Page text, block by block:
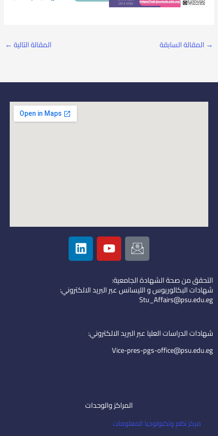
→ المقالة السابقة المقالة التالية ←
I
c
o
n
-
e
i
l
Y
o
u
u
b
L
i
n
e
d
التحقق من صحة الشهادة الجامعية:
شهادات البكالوريوس و الليسانس عبر البريد الالكتروني:
Stu_Affairs@psu.edu.eg
شهادات الدراسات العليا عبر البريد الالكتروني:
Vice-pres-pgs-office@psu.edu.eg
المراكز والوحدات
مركز نظم وتكنولوجيا المعلومات